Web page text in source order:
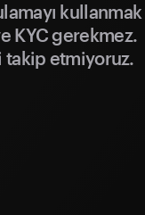
kullanmak
KYC gerekmez.
takip etmiyoruz.